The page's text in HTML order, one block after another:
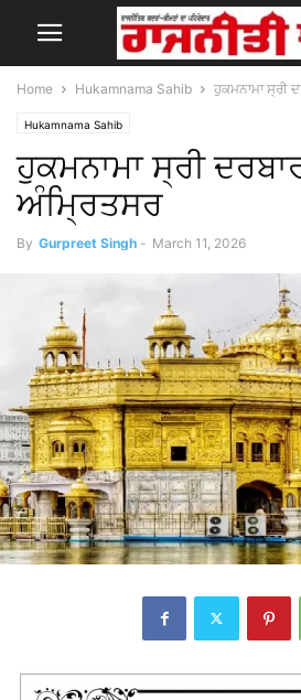
Home Hukamnama Sahib ਹੁਕਮਨਾਮਾ ਸ੍ਰੀ
Hukamnama Sahib
ਹੁਕਮਨਾਮਾ ਸ੍ਰੀ
ਅੰਮ੍ਰਿਤਸਰ
By Gurpreet Singh - March 11, 2026